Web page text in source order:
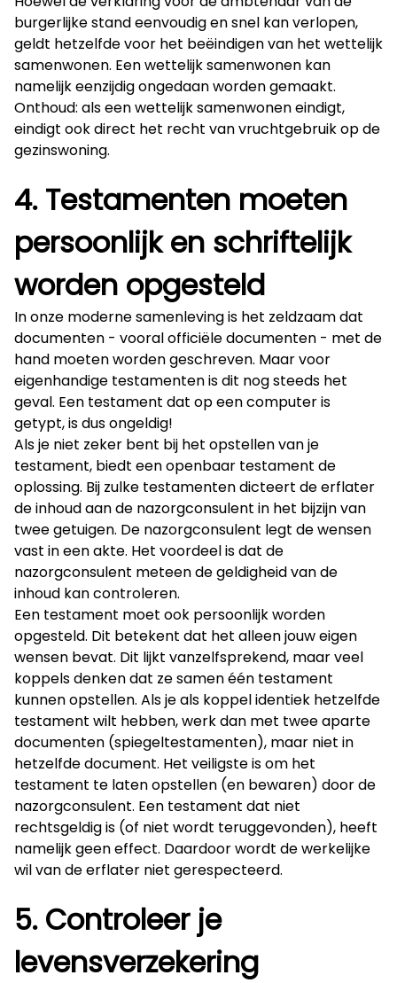
burgerlijke stand eenvoudig en snel kan verlopen,
geldt hetzelfde voor het beëindigen van het wettelijk
samenwonen. Een wettelijk samenwonen kan
namelijk eenzijdig ongedaan worden gemaakt.
Onthoud: als een wettelijk samenwonen eindigt,
eindigt ook direct het recht van vruchtgebruik op de
gezinswoning.
4. Testamenten moeten
persoonlijk en schriftelijk
worden opgesteld
In onze moderne samenleving is het zeldzaam dat
documenten - vooral officiële documenten - met de
hand moeten worden geschreven. Maar voor
eigenhandige testamenten is dit nog steeds het
geval. Een testament dat op een computer is
getypt, is dus ongeldig!
Als je niet zeker bent bij het opstellen van je
testament, biedt een openbaar testament de
oplossing. Bij zulke testamenten dicteert de erflater
de inhoud aan de nazorgconsulent in het bijzijn van
twee getuigen. De nazorgconsulent legt de wensen
vast in een akte. Het voordeel is dat de
nazorgconsulent meteen de geldigheid van de
inhoud kan controleren.
Een testament moet ook persoonlijk worden
opgesteld. Dit betekent dat het alleen jouw eigen
wensen bevat. Dit lijkt vanzelfsprekend, maar veel
koppels denken dat ze samen één testament
kunnen opstellen. Als je als koppel identiek hetzelfde
testament wilt hebben, werk dan met twee aparte
documenten (spiegeltestamenten), maar niet in
hetzelfde document. Het veiligste is om het
testament te laten opstellen (en bewaren) door de
nazorgconsulent. Een testament dat niet
rechtsgeldig is (of niet wordt teruggevonden), heeft
namelijk geen effect. Daardoor wordt de werkelijke
wil van de erflater niet gerespecteerd.
5. Controleer je
levensverzekering